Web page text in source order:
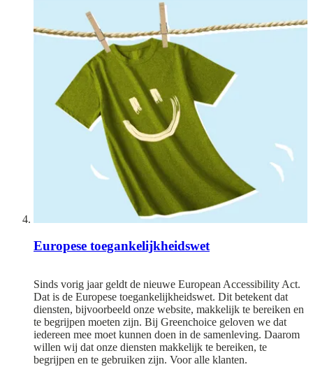
Europese toegankelijkheidswet
Sinds vorig jaar geldt de nieuwe European Accessibility Act.
Dat is de Europese toegankelijkheidswet. Dit betekent dat
diensten, bijvoorbeeld onze website, makkelijk te bereiken en
te begrijpen moeten zijn. Bij Greenchoice geloven we dat
iedereen mee moet kunnen doen in de samenleving. Daarom
willen wij dat onze diensten makkelijk te bereiken, te
begrijpen en te gebruiken zijn. Voor alle klanten.